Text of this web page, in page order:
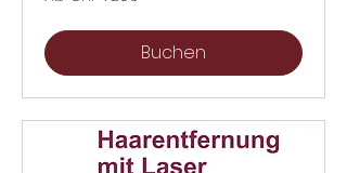
Buchen